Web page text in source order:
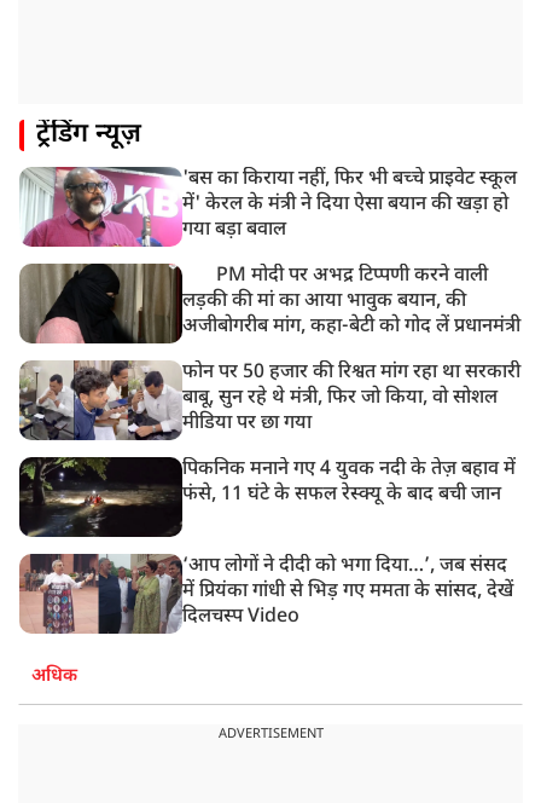
ट्रेंडिंग न्यूज़
'बस का किराया नहीं, फिर भी बच्चे प्राइवेट स्कूल
में' केरल के मंत्री ने दिया ऐसा बयान की खड़ा हो
गया बड़ा बवाल
PM मोदी पर अभद्र टिप्पणी करने वाली
लड़की की मां का आया भावुक बयान, की
अजीबोगरीब मांग, कहा-बेटी को गोद लें प्रधानमंत्री
फोन पर 50 हजार की रिश्वत मांग रहा था सरकारी
बाबू, सुन रहे थे मंत्री, फिर जो किया, वो सोशल
मीडिया पर छा गया
पिकनिक मनाने गए 4 युवक नदी के तेज़ बहाव में
फंसे, 11 घंटे के सफल रेस्क्यू के बाद बची जान
‘आप लोगों ने दीदी को भगा दिया…’, जब संसद
में प्रियंका गांधी से भिड़ गए ममता के सांसद, देखें
दिलचस्प Video
अधिक
ADVERTISEMENT